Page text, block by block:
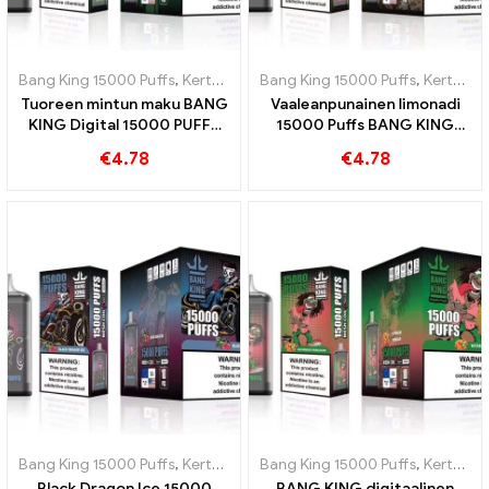
Bang King 15000 Puffs, Kertakäyttöiset e-savukkeet Ruotsi ,
Tuoreen mintun maku BANG
KING Digital 15000 PUFFS
€4.78
Bang King 15000 Puffs, Kertakäyttöiset e-savukkeet Ruotsi
Vaaleanpunainen limonadi
15000 Puffs BANG KING
Virkistävä kokemus
€4.78
Bang King 15000 Puffs, Kertakäyttöiset e-savukkeet Ruotsi ,
Bang King 15000 Puffs, Kertakäyttöiset e-savukkeet Ruotsi